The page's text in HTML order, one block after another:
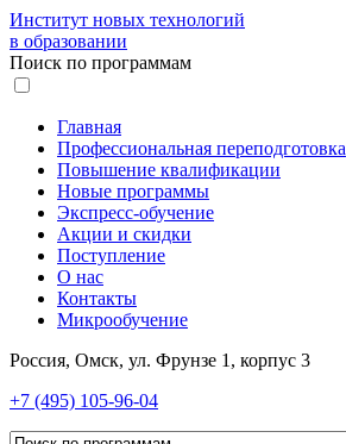
Институт новых технологий
в образовании
Поиск по программам
Главная
Профессиональная переподготовка
Повышение квалификации
Новые программы
Экспресс-обучение
Акции и скидки
Поступление
О нас
Контакты
Микрообучение
Россия, Омск, ул. Фрунзе 1, корпус 3
+7 (495) 105-96-04